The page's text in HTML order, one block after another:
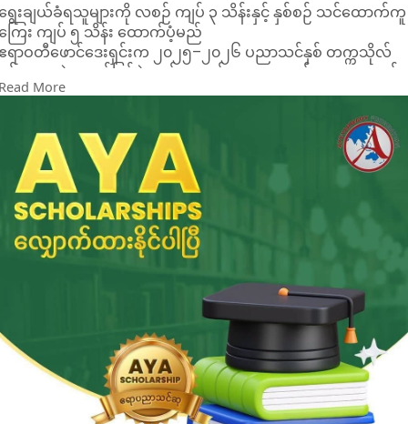
ေးချယ်ခံရသူများကို လစဉ် ကျပ် ၃ သိန်းနှင့် နှစ်စဉ် သင်ထောက်ကူ
ြေး ကျပ် ၅ သိန်း ထောက်ပံ့မည်
ရာဝတီဖောင်ဒေးရှင်းက ၂၀၂၅–၂၀၂၆ ပညာသင်နှစ် တက္ကသိုလ်
င်စာမေးပွဲ အောင်မြင်ခဲ့သည့် ကျောင်းသား၊ ကျောင်းသူများအနက်
ရည်အချင်းနှင့် ကိုက်ညီသူ (၅၀) ဦးကို ရွေးချယ်ကာ တက္ကသိုလ်
ညာသင်ကြားနေသည့် ကာလတစ်လျှောက် ပညာသင်ဆု ထောက်ပံ့
ေးသွားမည်ဖြစ်ကြောင်း အသိပေးထုတ်ပြန်ထားသည်။
ဆိုပါ ပညာသင်ဆုရရှိသူများအား လစဉ် ပညာသင်ဆုကြေး ကျပ်
၃) သိန်းနှင့် သင်ထောက်ကူပစ္စည်းများ ဝယ်ယူနိုင်ရန် နှစ်စဉ်
ောက်ပံ့ကြေး ကျပ် (၅) သိန်း ထောက်ပံ့ပေးသွားမည်ဖြစ်ကြောင်း
ရသည်။
ညာသင်ဆုလျှောက်ထားသူများအနေဖြင့် မြန်မာနိုင်ငံသားဖြစ်ရမည်
ြစ်ပြီး ၂၀၂၅–၂၀၂၆ ပညာသင်နှစ် တက္ကသိုလ်ဝင်စာမေးပွဲ
မဟုတ် ပညာရေးအဖွဲ့အစည်းတစ်ခုခုတွင် ဝင်ခွင့်ရရှိထားသူ ဖြစ်ရ
ည်ဖြစ်ကြောင်း ထုတ်ပြန်ချက်တွင် ဖော်ပြထားသည်။
ျှောက်ထားလိုသူများအနေဖြင့် သတ်မှတ်ထားသည့် ပညာသင်ဆု
ျှောက်လွှာပုံစံကို ဖြည့်စွက်၍ လိုအပ်သည့် အထောက်အထား
ာရွက်စာတမ်းများနှင့်အတူ ၂၀၂၆ ခုနှစ် အောက်တိုဘာလ ၃၁ ရက်
ောက်ဆုံးထားကာ ဧရာဝတီဖောင်ဒေးရှင်းရုံးသို့ ပေးပို့လျှောက်ထား
င်ကြောင်း သိရသည်။
More